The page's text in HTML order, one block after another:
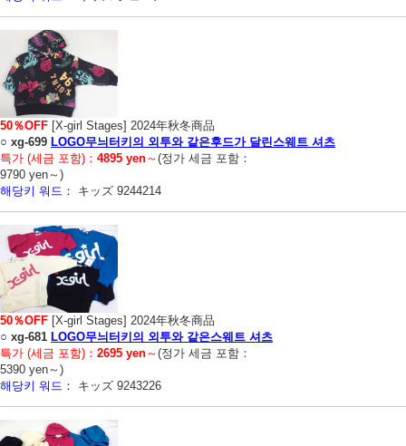
50％OFF [X-girl Stages] 2024年秋冬商品
○ xg-699 LOGO무늬터키의 외투와 같은후드가 달린스웨트 셔츠
특가 (세금 포함)： 4895 yen～(정가 세금 포함：
9790 yen～)
해당키 워드：
キッズ 9244214
50％OFF [X-girl Stages] 2024年秋冬商品
○ xg-681 LOGO무늬터키의 외투와 같은스웨트 셔츠
특가 (세금 포함)： 2695 yen～(정가 세금 포함：
5390 yen～)
해당키 워드：
キッズ 9243226